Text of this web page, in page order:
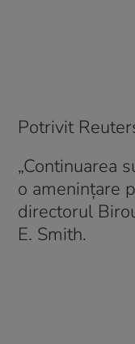
Potrivit
„Continuarea
o ameninţare
directorul
E. Smith.